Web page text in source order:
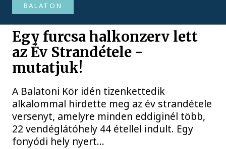
BALATON
Egy furcsa halkonzerv lett
az Év Strandétele -
mutatjuk!
A Balatoni Kör idén tizenkettedik
alkalommal hirdette meg az év strandétele
versenyt, amelyre minden eddiginél több,
22 vendéglátóhely 44 étellel indult. Egy
fonyódi hely nyert...